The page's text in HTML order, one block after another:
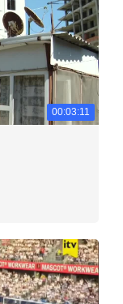
00:03:11